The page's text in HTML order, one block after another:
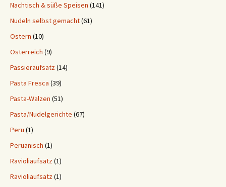
Nachtisch & süße Speisen (141)
Nudeln selbst gemacht(61)
Ostern (10)
Österreich (9)
Passieraufsatz(14)
Pasta Fresca (39)
Pasta-Walzen (51)
Pasta/Nudelgerichte (67)
Peru (1)
Peruanisch (1)
Ravioliaufsatz(1)
Ravioliaufsatz(1)